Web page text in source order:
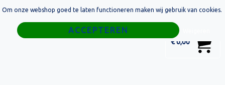
€ 0,00
Home
Om onze webshop goed te laten functioneren maken wij gebruik van cookies.